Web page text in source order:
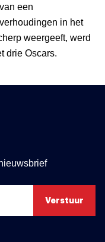
een
in het
weergeeft, werd
drie Oscars.